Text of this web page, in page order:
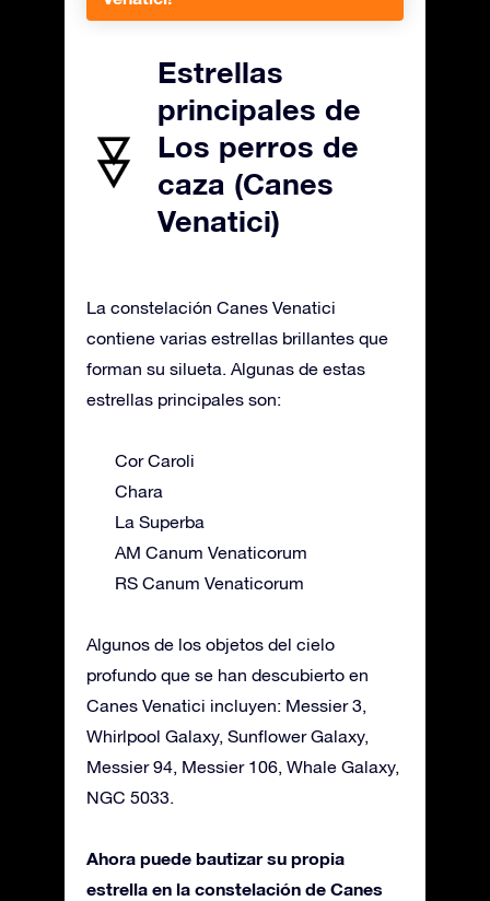
Estrellas
principales de
Los perros de
caza (Canes
Venatici)
La constelación Canes Venatici
contiene varias estrellas brillantes que
forman su silueta. Algunas de estas
estrellas principales son:
Cor Caroli
Chara
La Superba
AM Canum Venaticorum
RS Canum Venaticorum
Algunos de los objetos del cielo
profundo que se han descubierto en
Canes Venatici incluyen: Messier 3,
Whirlpool Galaxy, Sunflower Galaxy,
Messier 94, Messier 106, Whale Galaxy,
NGC 5033.
Ahora puede bautizar su propia
estrella en la constelación de Canes